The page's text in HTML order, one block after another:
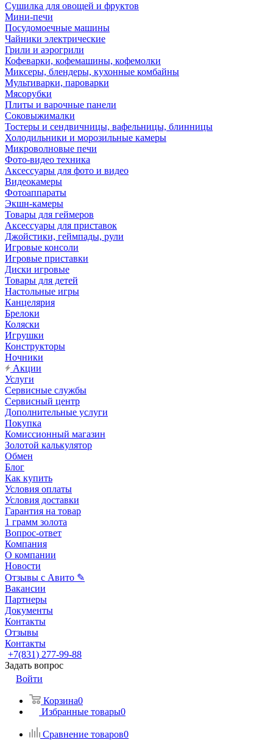
Сушилка для овощей и фруктов
Мини-печи
Посудомоечные машины
Чайники электрические
Грили и аэрогрили
Кофеварки, кофемашины, кофемолки
Миксеры, блендеры, кухонные комбайны
Мультиварки, пароварки
Мясорубки
Плиты и варочные панели
Соковыжималки
Тостеры и сендвичницы, вафельницы, блинницы
Холодильники и морозильные камеры
Микроволновые печи
Фото-видео техника
Аксессуары для фото и видео
Видеокамеры
Фотоаппараты
Экшн-камеры
Товары для геймеров
Аксессуары для приставок
Джойстики, геймпады, рули
Игровые консоли
Игровые приставки
Диски игровые
Товары для детей
Настольные игры
Канцелярия
Брелоки
Коляски
Игрушки
Конструкторы
Ночники
Акции
Услуги
Сервисные службы
Сервисный центр
Дополнительные услуги
Покупка
Комиссионный магазин
Золотой калькулятор
Обмен
Блог
Как купить
Условия оплаты
Условия доставки
Гарантия на товар
1 грамм золота
Вопрос-ответ
Компания
О компании
Новости
Отзывы с Авито ✎
Вакансии
Партнеры
Документы
Контакты
Отзывы
Контакты
+7(831) 277-99-88
Задать вопрос
Войти
Корзина0
Избранные товары0
Сравнение товаров0